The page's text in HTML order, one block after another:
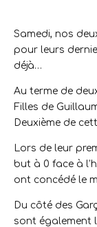
Samedi, nos
pour leurs
déjà…
Au terme de
Filles de
Deuxième de
Lors de leur
but à 0 face à
ont concédé le
Du côté des
sont également